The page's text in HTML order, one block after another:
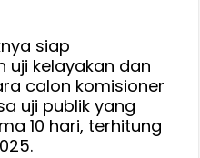
siap
uji kelayakan dan
calon komisioner
uji publik yang
10 hari, terhitung